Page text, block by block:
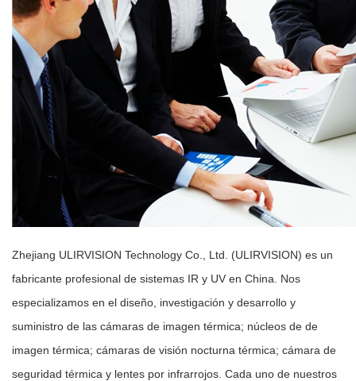
Zhejiang ULIRVISION Technology Co., Ltd. (ULIRVISION) es un
fabricante profesional de sistemas IR y UV en China. Nos
especializamos en el diseño, investigación y desarrollo y
suministro de las cámaras de imagen térmica; núcleos de de
imagen térmica; cámaras de visión nocturna térmica; cámara de
seguridad térmica y lentes por infrarrojos. Cada uno de nuestros